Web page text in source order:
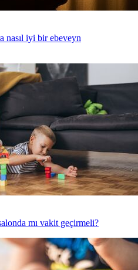
nasıl iyi bir ebeveyn
mı vakit geçirmeli?